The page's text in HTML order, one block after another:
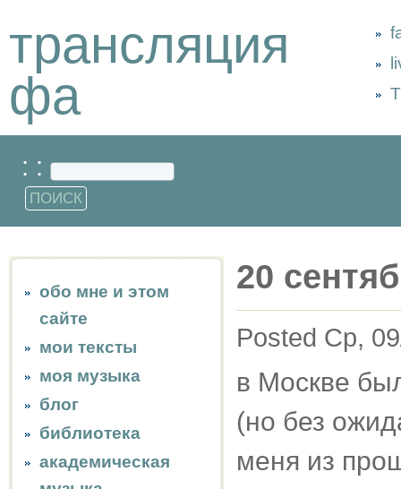
трансляция
фа
: :
обо мне и этом
сайте
мои тексты
моя музыка
блог
библиотека
академическая
20
Posted Ср,
в Москве
(но без
меня из